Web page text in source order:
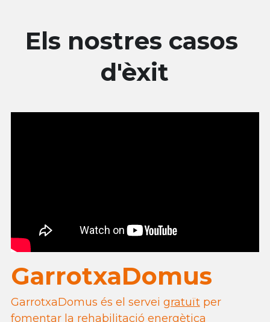
Els nostres casos
d'èxit
GarrotxaDomus
GarrotxaDomus és el servei gratuït per
fomentar la rehabilitació energètica